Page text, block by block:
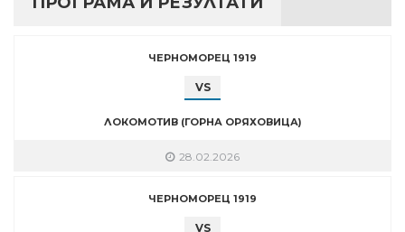
ЧЕРНОМОРЕЦ 1919
VS
ЛОКОМОТИВ (ГОРНА ОРЯХОВИЦА)
28.02.2026
ЧЕРНОМОРЕЦ 1919
VS